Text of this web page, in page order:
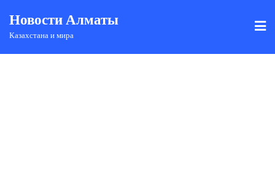
Новости Алматы
Казахстана и мира